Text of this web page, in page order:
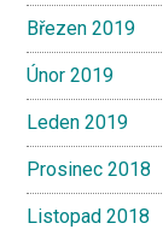
Březen 2019
Únor 2019
Leden 2019
Prosinec 2018
Listopad 2018